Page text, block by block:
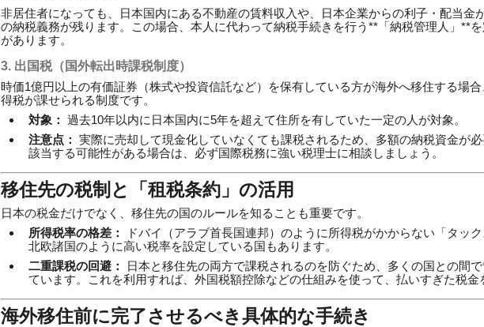
非居住者になっても、日本国内にある不動産の賃料収入や、日本企業からの利子・配当金
の納税義務が残ります。この場合、本人に代わって納税手続きを行う**「納税管理人」**
があります。
3. 出国税（国外転出時課税制度）
時価1億円以上の有価証券（株式や投資信託など）を保有している方が海外へ移住する場
得税が課せられる制度です。
対象： 過去10年以内に日本国内に5年を超えて住所を有していた一定の人が対象。
注意点： 実際に売却して現金化していなくても課税されるため、多額の納税資金が必
該当する可能性がある場合は、必ず国際税務に強い税理士に相談しましょう。
移住先の税制と「租税条約」の活用
日本の税金だけでなく、移住先の国のルールを知ることも重要です。
所得税率の格差：
ドバイ（アラブ首長国連邦）のように所得税がかからない「タッ
北欧諸国のように高い税率を設定している国もあります。
二重課税の回避：
日本と移住先の両方で課税されるのを防ぐため、多くの国との間
ています。これを利用すれば、外国税額控除などの仕組みを使って、払いすぎた税金
海外移住前に完了させるべき具体的な手続き